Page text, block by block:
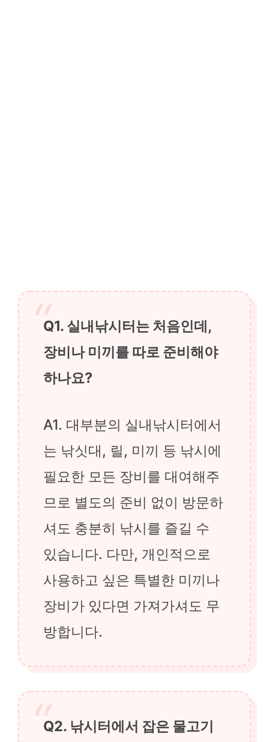
Q1. 실내낚시터는 처음인데,
장비나 미끼를 따로 준비해야
하나요?
A1. 대부분의 실내낚시터에서
는 낚싯대, 릴, 미끼 등 낚시에
필요한 모든 장비를 대여해주
므로 별도의 준비 없이 방문하
셔도 충분히 낚시를 즐길 수
있습니다. 다만, 개인적으로
사용하고 싶은 특별한 미끼나
장비가 있다면 가져가셔도 무
방합니다.
Q2. 낚시터에서 잡은 물고기